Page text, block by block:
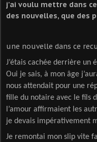
j'ai voulu mettre dans
des nouvelles, que
une nouvelle dans ce
J’étais cachée derrière un
Oui je sais, à mon âge
nous attendait pour une
fille du notaire avec le fils
l’amour affirmaient les
je devais impérativement
Je remontai mon slip vite